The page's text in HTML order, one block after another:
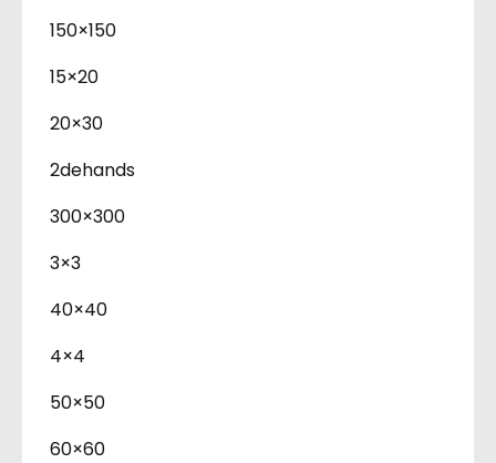
150×150
15×20
20×30
2dehands
300×300
3×3
40×40
4×4
50×50
60×60